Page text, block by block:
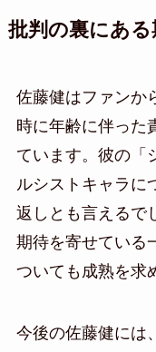
批判の裏にあ
佐藤健はファンか
時に年齢に伴った
ています。彼の「
ルシストキャラに
返しとも言えるで
期待を寄せている
ついても成熟を求
今後の佐藤健には